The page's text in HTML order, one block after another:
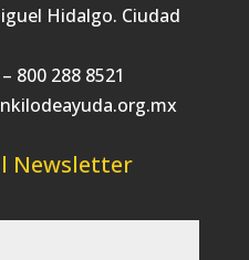
Hidalgo. Ciudad
800 288 8521
Newsletter